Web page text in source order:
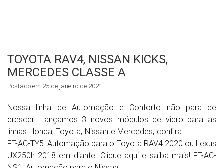
TOYOTA RAV4, NISSAN KICKS,
MERCEDES CLASSE A
Postado em 25 de janeiro de 2021
Nossa linha de Automação e Conforto não para de
crescer. Lançamos 3 novos módulos de vidro para as
linhas Honda, Toyota, Nissan e Mercedes, confira.
FT-AC-TY5: Automação para o Toyota RAV4 2020 ou Lexus
UX250h 2018 em diante. Clique aqui e saiba mais! FT-AC-